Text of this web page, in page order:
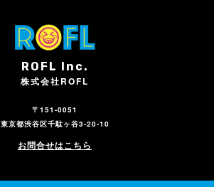
ROFL Inc.
株式会社ROFL
〒151-0051
東京都渋谷区千駄ヶ谷3-20-10
お問合せはこちら